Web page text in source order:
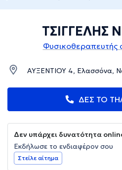
ΤΣΙΓΓΕΛΗΣ
Φυσικοθεραπευτής
ΑΥΞΕΝΤΙΟΥ 4, Ελασσόνα,
ΔΕΣ ΤΟ
Δεν υπάρχει δυνατότητα
Εκδήλωσε το ενδιαφέρον σου
Στείλε αίτημα